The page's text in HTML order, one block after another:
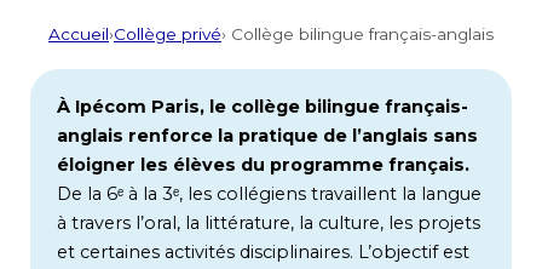
Accueil›Collège privé› Collège bilingue français-anglais
À Ipécom Paris, le collège bilingue français-
anglais renforce la pratique de l’anglais sans
éloigner les élèves du programme français.
De la 6ᵉ à la 3ᵉ, les collégiens travaillent la langue
à travers l’oral, la littérature, la culture, les projets
et certaines activités disciplinaires. L’objectif est